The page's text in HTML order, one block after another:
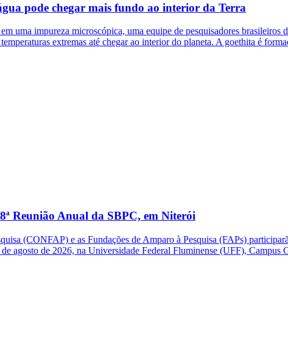
pode chegar mais fundo ao interior da Terra
uma impureza microscópica, uma equipe de pesquisadores
extremas até chegar ao interior do planeta. A goethita é
Reunião Anual da SBPC, em Niterói
(CONFAP) e as Fundações de Amparo à Pesquisa (FAPs)
agosto de 2026, na Universidade Federal Fluminense (UFF),